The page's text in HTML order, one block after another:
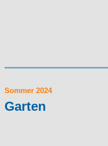
Sommer 2024
Garten